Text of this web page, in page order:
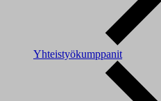
Yhteistyökumppanit